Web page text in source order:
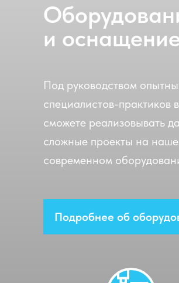
и
Под руководством
специалистов-практиков
сможете реализовывать
сложные проекты на
современном
Подробнее об